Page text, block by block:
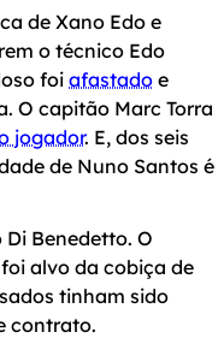
de Xano Edo e
o técnico Edo
foi afastado e
O capitão Marc Torra
jogador. E, dos seis
de Nuno Santos é
Benedetto. O
alvo da cobiça de
tinham sido
contrato.